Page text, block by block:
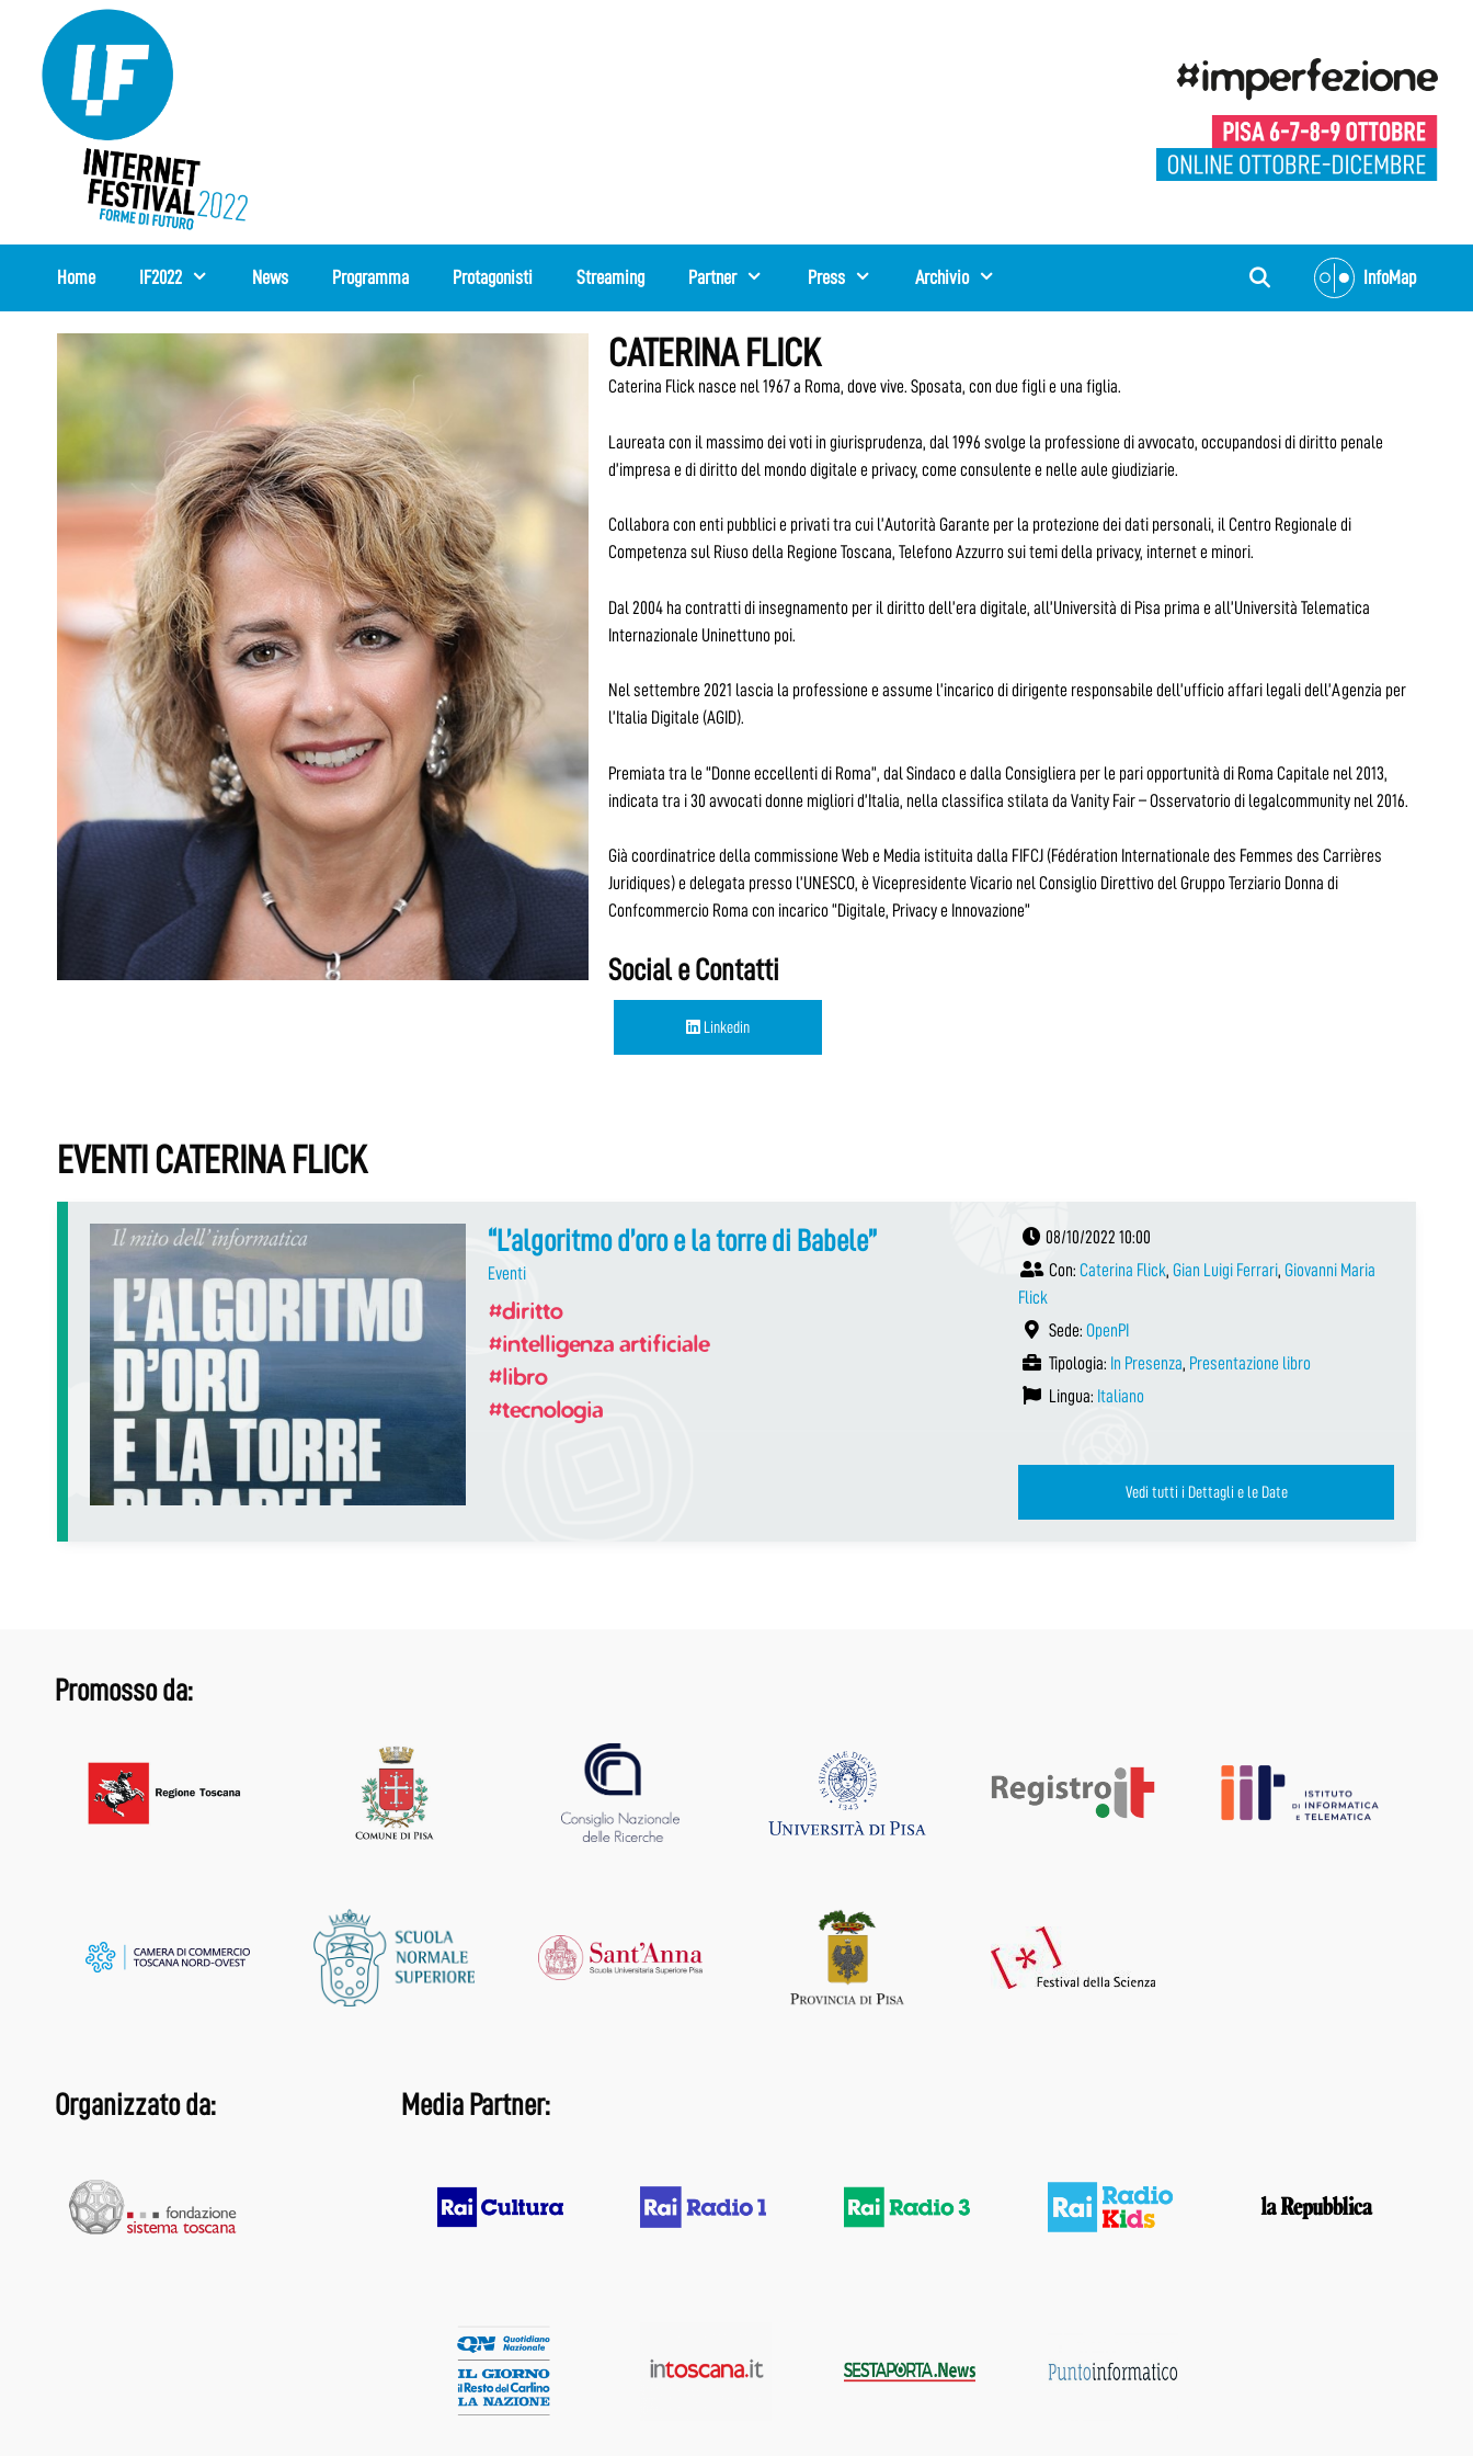
contenuto
Home IF2022 News Programma Protagonisti Streaming Partner Press Archivio InfoMap
CATERINA FLICK
Caterina Flick nasce nel 1967 a Roma, dove vive. Sposata, con due figli e una figlia.
Laureata con il massimo dei voti in giurisprudenza, dal 1996 svolge la professione di avvocato, occupandosi di diritto penale
d’impresa e di diritto del mondo digitale e privacy, come consulente e nelle aule giudiziarie.
Collabora con enti pubblici e privati tra cui l’Autorità Garante per la protezione dei dati personali, il Centro Regionale di
Competenza sul Riuso della Regione Toscana, Telefono Azzurro sui temi della privacy, internet e minori.
Dal 2004 ha contratti di insegnamento per il diritto dell’era digitale, all’Università di Pisa prima e all’Università Telematica
Internazionale Uninettuno poi.
Nel settembre 2021 lascia la professione e assume l’incarico di dirigente responsabile dell’ufficio affari legali dell’Agenzia per
l’Italia Digitale (AGID).
Premiata tra le “Donne eccellenti di Roma”, dal Sindaco e dalla Consigliera per le pari opportunità di Roma Capitale nel 2013,
indicata tra i 30 avvocati donne migliori d’Italia, nella classifica stilata da Vanity Fair – Osservatorio di legalcommunity nel 2016.
Già coordinatrice della commissione Web e Media istituita dalla FIFCJ (Fédération Internationale des Femmes des Carrières
Juridiques) e delegata presso l’UNESCO, è Vicepresidente Vicario nel Consiglio Direttivo del Gruppo Terziario Donna di
Confcommercio Roma con incarico “Digitale, Privacy e Innovazione”
Social e Contatti
Linkedin
EVENTI CATERINA FLICK
“L’algoritmo d’oro e la torre di Babele”
Eventi
#diritto
#intelligenza artificiale
#libro
#tecnologia
08/10/2022 10:00
Con: Caterina Flick, Gian Luigi Ferrari, Giovanni Maria
Flick
Sede: OpenPI
Tipologia: In Presenza, Presentazione libro
Lingua: Italiano
Vedi tutti i Dettagli e le Date
Promosso da:
Organizzato da: Media Partner: